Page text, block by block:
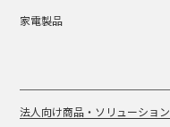
家電製品
法人向け商品・ソリューション